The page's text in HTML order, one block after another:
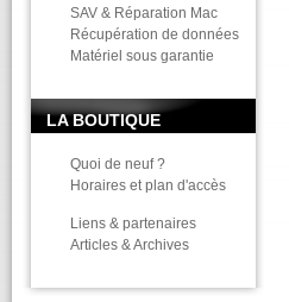
SAV & Réparation Mac
Récupération de données
Matériel sous garantie
LA BOUTIQUE
Quoi de neuf ?
Horaires et plan d'accès
Liens & partenaires
Articles & Archives